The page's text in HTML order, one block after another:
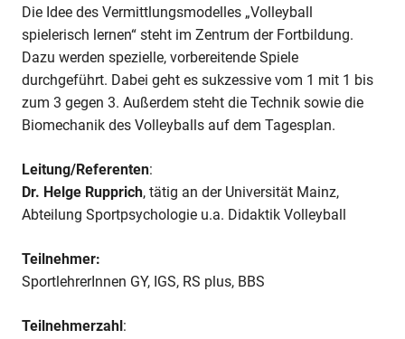
Die Idee des Vermittlungsmodelles „Volleyball
spielerisch lernen“ steht im Zentrum der Fortbildung.
Dazu werden spezielle, vorbereitende Spiele
durchgeführt. Dabei geht es sukzessive vom 1 mit 1 bis
zum 3 gegen 3. Außerdem steht die Technik sowie die
Biomechanik des Volleyballs auf dem Tagesplan.
Leitung/Referenten:
Dr. Helge Rupprich, tätig an der Universität Mainz,
Abteilung Sportpsychologie u.a. Didaktik Volleyball
Teilnehmer:
SportlehrerInnen GY, IGS, RS plus, BBS
Teilnehmerzahl :